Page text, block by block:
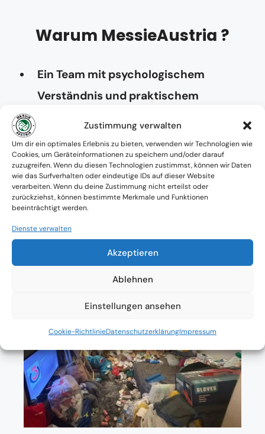
Zustimmung verwalten
Um dir ein optimales Erlebnis zu bieten, verwenden wir Technologien wie
Cookies, um Geräteinformationen zu speichern und/oder darauf
zuzugreifen. Wenn du diesen Technologien zustimmst, können wir Daten
wie das Surfverhalten oder eindeutige IDs auf dieser Website
verarbeiten. Wenn du deine Zustimmung nicht erteilst oder
zurückziehst, können bestimmte Merkmale und Funktionen
beeinträchtigt werden.
Dienste verwalten
Akzeptieren
Ablehnen
Einstellungen ansehen
Cookie-RichtlinieDatenschutzerklärungImpressum
Warum MessieAustria ?
Ein Team mit psychologischem
Verständnis und praktischem
Verfügbarkeit: Österreichweit
Absolute Diskretion & keine
Zusammenarbeit mit Ämtern ohne
Einverständnis